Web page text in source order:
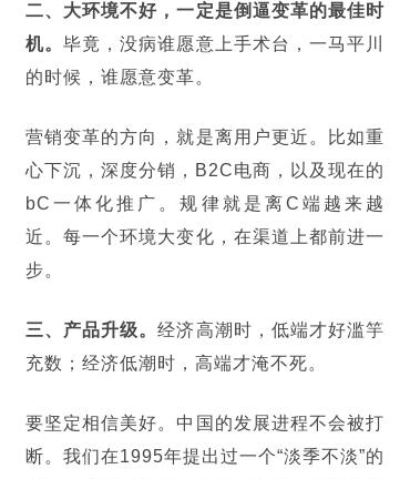
二、大环境不好，一定是倒逼变革的最佳时
机。毕竟，没病谁愿意上手术台，一马平川
的时候，谁愿意变革。
营销变革的方向，就是离用户更近。比如重
心下沉，深度分销，B2C电商，以及现在的
bC一体化推广。规律就是离C端越来越
近。每一个环境大变化，在渠道上都前进一
步。
三、产品升级。经济高潮时，低端才好滥竽
充数；经济低潮时，高端才淹不死。
要坚定相信美好。中国的发展进程不会被打
断。我们在1995年提出过一个“淡季不淡”的